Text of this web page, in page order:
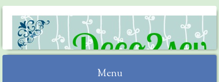
DECO2SEV
Menu